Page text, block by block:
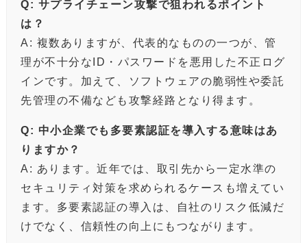
Q: サプライチェーン攻撃で狙われるポイント
は？
A: 複数ありますが、代表的なものの一つが、管
理が不十分なID・パスワードを悪用した不正ログ
インです。加えて、ソフトウェアの脆弱性や委託
先管理の不備なども攻撃経路となり得ます。
Q: 中小企業でも多要素認証を導入する意味はあ
りますか？
A: あります。近年では、取引先から一定水準の
セキュリティ対策を求められるケースも増えてい
ます。多要素認証の導入は、自社のリスク低減だ
けでなく、信頼性の向上にもつながります。